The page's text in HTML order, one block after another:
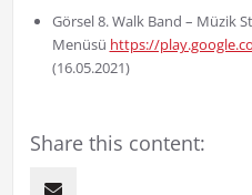
Görsel 8. Walk Band – Müzik
Menüsü https://
(16.05.2021)
Share this content: